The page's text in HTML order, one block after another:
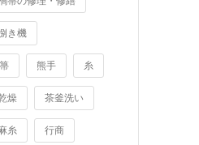
き機
熊手 糸
燥 茶釜洗い
糸 行商